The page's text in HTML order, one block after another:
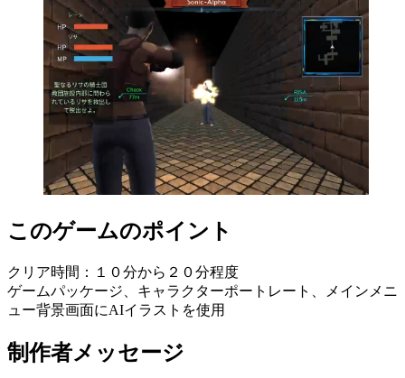
このゲームのポイント
クリア時間：１０分から２０分程度
ゲームパッケージ、キャラクターポートレート、メインメニ
ュー背景画面にAIイラストを使用
制作者メッセージ